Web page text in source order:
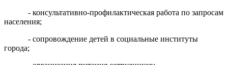
- консультативно-профилактическая работа по запросам
населения;
- сопровождение детей в социальные институты
города;